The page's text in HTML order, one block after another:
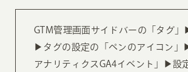
GTM管理画面サイドバーの「タグ」
▶︎タグの設定の「ペンのアイコン
アナリティクスGA4イベント」▶︎設